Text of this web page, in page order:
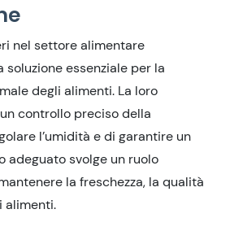
nel settore alimentare
soluzione essenziale per la
degli alimenti. La loro
controllo preciso della
l’umidità e di garantire un
adeguato svolge un ruolo
la freschezza, la qualità
alimenti.